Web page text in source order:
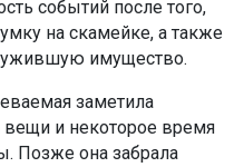
событий после того,
на скамейке, а также
имущество.
заметила
вещи и некоторое время
Позже она забрала